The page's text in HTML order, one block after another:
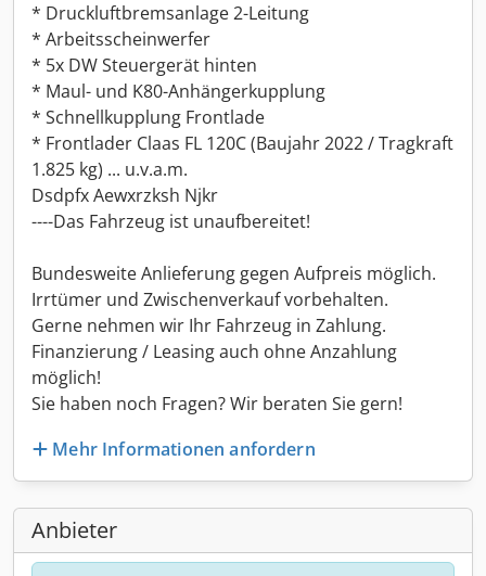
* Druckluftbremsanlage 2-Leitung
* Arbeitsscheinwerfer
* 5x DW Steuergerät hinten
* Maul- und K80-Anhängerkupplung
* Schnellkupplung Frontlade
* Frontlader Claas FL 120C (Baujahr 2022 / Tragkraft
1.825 kg) ... u.v.a.m.
Dsdpfx Aewxrzksh Njkr
----Das Fahrzeug ist unaufbereitet!
Bundesweite Anlieferung gegen Aufpreis möglich.
Irrtümer und Zwischenverkauf vorbehalten.
Gerne nehmen wir Ihr Fahrzeug in Zahlung.
Finanzierung / Leasing auch ohne Anzahlung
möglich!
Sie haben noch Fragen? Wir beraten Sie gern!
Mehr Informationen anfordern
Anbieter